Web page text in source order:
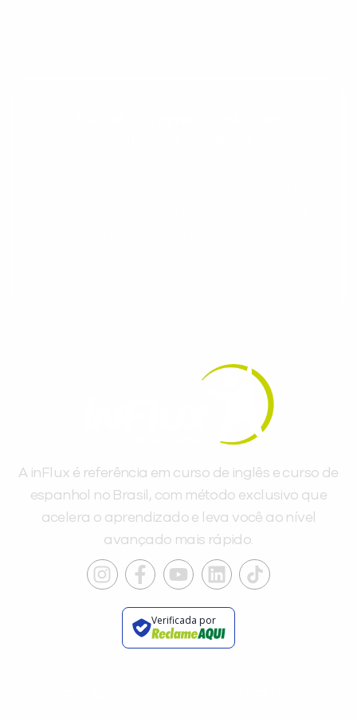
A inFlux é referência em curso de inglês e curso de
espanhol no Brasil, com método exclusivo que
acelera o aprendizado e leva você ao nível
avançado mais rápido.
Verificada por